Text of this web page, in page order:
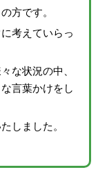
方です。
考えていらっ
な状況の中、
言葉かけをし
しました。